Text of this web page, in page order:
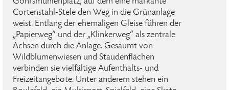
Cortenstahl-Stele den Weg in die Grünanlage
weist. Entlang der ehemaligen Gleise führen der
„Papierweg“ und der „Klinkerweg“ als zentrale
Achsen durch die Anlage. Gesäumt von
Wildblumenwiesen und Staudenflächen
verbinden sie vielfältige Aufenthalts- und
Freizeitangebote. Unter anderem stehen ein